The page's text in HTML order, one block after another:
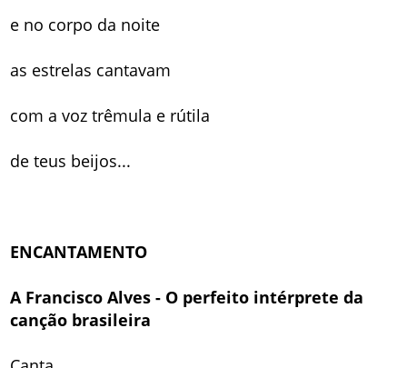
e no corpo da noite
as estrelas cantavam
com a voz trêmula e rútila
de teus beijos...
ENCANTAMENTO
A Francisco Alves - O perfeito intérprete da
canção brasileira